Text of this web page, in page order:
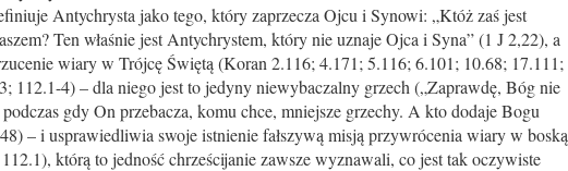
Antychrysta jako tego, który zaprzecza Ojcu i Synowi: „Któż zaś jest
Ten właśnie jest Antychrystem, który nie uznaje Ojca i Syna” (1 J 2,22), a
wiary w Trójcę Świętą (Koran 2.116; 4.171; 5.116; 6.101; 10.68; 17.111;
112.1-4) – dla niego jest to jedyny niewybaczalny grzech („Zaprawdę, Bóg nie
gdy On przebacza, komu chce, mniejsze grzechy. A kto dodaje Bogu
– i usprawiedliwia swoje istnienie fałszywą misją przywrócenia wiary w boską
którą to jedność chrześcijanie zawsze wyznawali, co jest tak oczywiste